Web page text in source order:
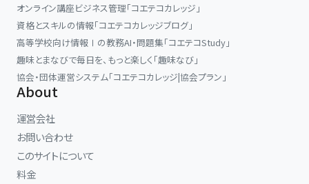
オンライン講座ビジネス管理「コエテコカレッジ」
資格とスキルの情報「コエテコカレッジブログ」
高等学校向け情報Ⅰの教務AI・問題集「コエテコStudy」
趣味とまなびで毎日を、もっと楽しく「趣味なび」
協会・団体運営システム「コエテコカレッジ|協会プラン」
About
運営会社
お問い合わせ
このサイトについて
料金